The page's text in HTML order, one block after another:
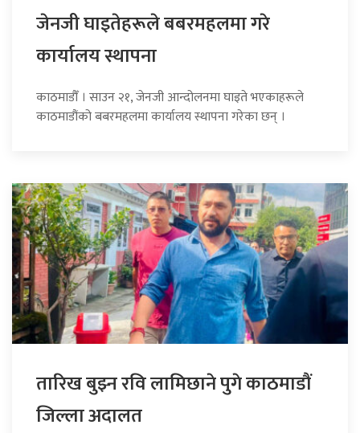
जेनजी घाइतेहरूले बबरमहलमा गरे
कार्यालय स्थापना
काठमाडौँ । साउन २१, जेनजी आन्दोलनमा घाइते भएकाहरूले
काठमाडौंको बबरमहलमा कार्यालय स्थापना गरेका छन् ।
तारिख बुझ्न रवि लामिछाने पुगे काठमाडौं
जिल्ला अदालत